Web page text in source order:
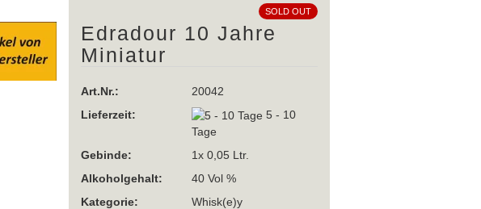
Konto erstellen
Passwort vergessen?
SOLD OUT
Edradour 10 Jahre
Miniatur
Art.Nr.:
20042
Lieferzeit:
5 - 10
Tage
Gebinde:
1x 0,05 Ltr.
Alkoholgehalt:
40 Vol %
Kategorie:
Whisk(e)y